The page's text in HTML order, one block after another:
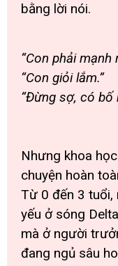
bằng lời nói.
“Con phải mạnh
“Con giỏi lắm.”
“Đừng sợ, có bố
Nhưng khoa
chuyện hoàn
Từ 0 đến 3 tuổi,
yếu ở sóng
mà ở người
đang ngủ sâu